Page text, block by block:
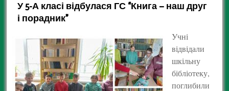
У 5-А класі відбулася ГС “Книга – наш друг
і порадник”
Учні
відвідали
шкільну
бібліотеку,
поглибили